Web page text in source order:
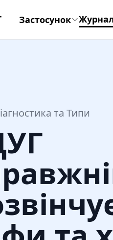
Застосунок
та Типи